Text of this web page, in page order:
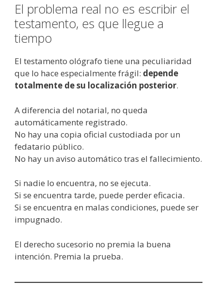
El problema real no es escribir el
testamento, es que llegue a
tiempo
El testamento ológrafo tiene una peculiaridad
que lo hace especialmente frágil: depende
totalmente de su localización posterior.
A diferencia del notarial, no queda
automáticamente registrado.
No hay una copia oficial custodiada por un
fedatario público.
No hay un aviso automático tras el fallecimiento.
Si nadie lo encuentra, no se ejecuta.
Si se encuentra tarde, puede perder eficacia.
Si se encuentra en malas condiciones, puede ser
impugnado.
El derecho sucesorio no premia la buena
intención. Premia la prueba.